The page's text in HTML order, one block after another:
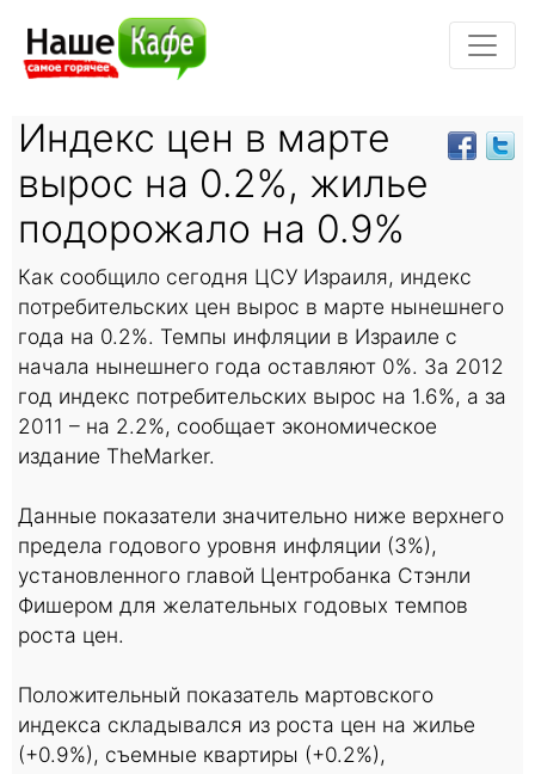
Индекс цен в марте
вырос на 0.2%, жилье
подорожало на 0.9%
Как сообщило сегодня ЦСУ Израиля, индекс
потребительских цен вырос в марте нынешнего
года на 0.2%. Темпы инфляции в Израиле с
начала нынешнего года оставляют 0%. За 2012
год индекс потребительских вырос на 1.6%, а за
2011 – на 2.2%, сообщает экономическое
издание TheMarker.
Данные показатели значительно ниже верхнего
предела годового уровня инфляции (3%),
установленного главой Центробанка Стэнли
Фишером для желательных годовых темпов
роста цен.
Положительный показатель мартовского
индекса складывался из роста цен на жилье
(+0.9%), съемные квартиры (+0.2%),